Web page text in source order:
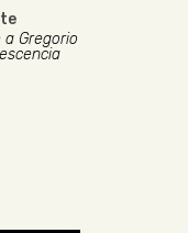
Gregorio